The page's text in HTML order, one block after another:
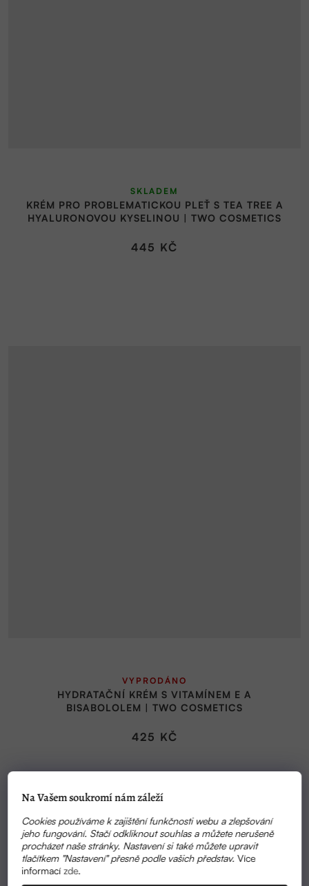
Na Vašem soukromí nám záleží
Cookies používáme k zajištění funkčnosti webu a zlepšování
jeho fungování. Stačí odkliknout souhlas a můžete nerušeně
procházet naše stránky. Nastavení si také můžete upravit
tlačítkem "Nastavení" přesně podle vašich představ.Více
informacízde.
KRÉM PRO PROBLEMATICKOU PLEŤ S TEA TREE A
HYALURONOVOU KYSELINOU | TWO COSMETICS
SKLADEM
445 KČ
HYDRATAČNÍ KRÉM S VITAMÍNEM E A
BISABOLOLEM | TWO COSMETICS
VYPRODÁNO
425 KČ